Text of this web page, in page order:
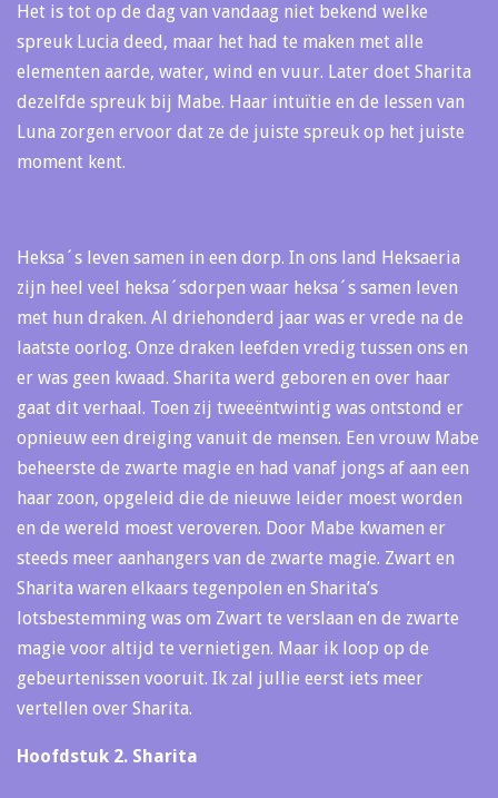
Het is tot op de dag van vandaag niet bekend welke
spreuk Lucia deed, maar het had te maken met alle
elementen aarde, water, wind en vuur. Later doet Sharita
dezelfde spreuk bij Mabe. Haar intuïtie en de lessen van
Luna zorgen ervoor dat ze de juiste spreuk op het juiste
moment kent.
Heksa´s leven samen in een dorp. In ons land Heksaeria
zijn heel veel heksa´sdorpen waar heksa´s samen leven
met hun draken. Al driehonderd jaar was er vrede na de
laatste oorlog. Onze draken leefden vredig tussen ons en
er was geen kwaad. Sharita werd geboren en over haar
gaat dit verhaal. Toen zij tweeëntwintig was ontstond er
opnieuw een dreiging vanuit de mensen. Een vrouw Mabe
beheerste de zwarte magie en had vanaf jongs af aan een
haar zoon, opgeleid die de nieuwe leider moest worden
en de wereld moest veroveren. Door Mabe kwamen er
steeds meer aanhangers van de zwarte magie. Zwart en
Sharita waren elkaars tegenpolen en Sharita’s
lotsbestemming was om Zwart te verslaan en de zwarte
magie voor altijd te vernietigen. Maar ik loop op de
gebeurtenissen vooruit. Ik zal jullie eerst iets meer
vertellen over Sharita.
Hoofdstuk 2. Sharita